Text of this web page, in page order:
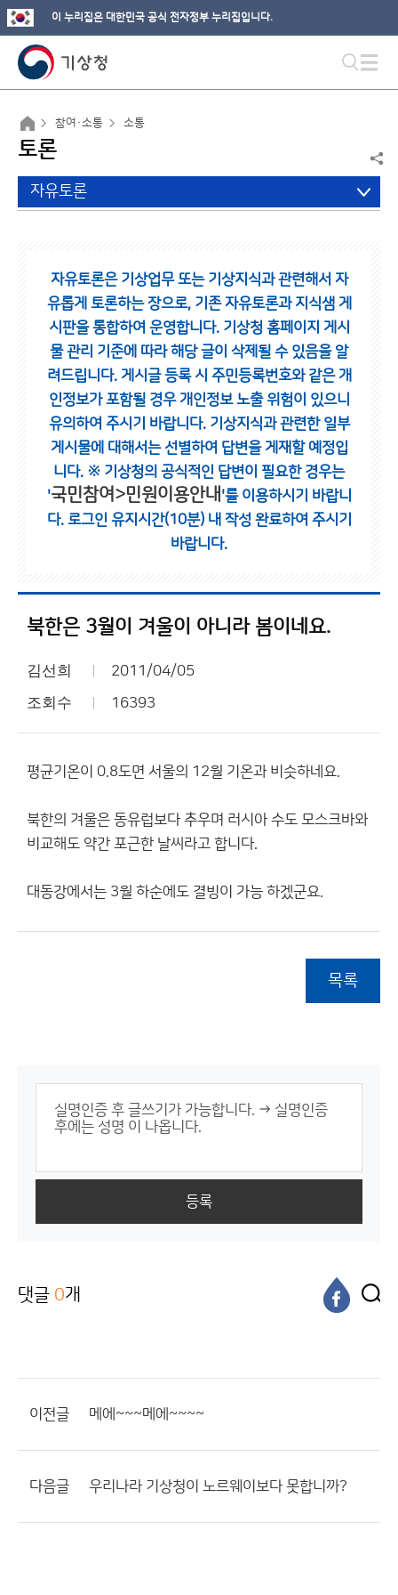
이 누리집은 대한민국 공식 전자정부 누리집입니다.
참여·소통 소통
토론
자유토론
자유토론은 기상업무 또는 기상지식과 관련해서 자
유롭게 토론하는 장으로, 기존 자유토론과 지식샘 게
시판을 통합하여 운영합니다. 기상청 홈페이지 게시
물 관리 기준에 따라 해당 글이 삭제될 수 있음을 알
려드립니다. 게시글 등록 시 주민등록번호와 같은 개
인정보가 포함될 경우 개인정보 노출 위험이 있으니
유의하여 주시기 바랍니다. 기상지식과 관련한 일부
게시물에 대해서는 선별하여 답변을 게재할 예정입
니다. ※ 기상청의 공식적인 답변이 필요한 경우는
'국민참여>민원이용안내 '를 이용하시기 바랍니
다. 로그인 유지시간(10분) 내 작성 완료하여 주시기
바랍니다.
북한은 3월이 겨울이 아니라 봄이네요.
김선희 2011/04/05
조회수 16393
평균기온이 0.8도면 서울의 12월 기온과 비슷하네요.
북한의 겨울은 동유럽보다 추우며 러시아 수도 모스크바와
비교해도 약간 포근한 날씨라고 합니다.
대동강에서는 3월 하순에도 결빙이 가능 하겠군요.
목록
등록
댓글 0개
이전글 메에~~~메에~~~~
다음글 우리나라 기상청이 노르웨이보다 못합니까?